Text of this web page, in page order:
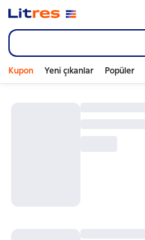
Kupon Yeni çıkanlar Popüler